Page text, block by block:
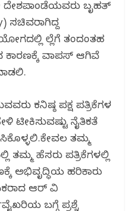
ಬೃಹತ್
ಸಚಿವರಾಗಿದ್ದ
ಜಿಲ್ಲೆಗೆ ತಂದಂತಹ
ಕಾರಣಕ್ಕೆ ವಾಪಸ್ ಆಗಿವೆ
ಕನಿಷ್ಠ ಪಕ್ಷ ಪತ್ರಿಕೆಗಳ
ಟೀಕಿಸುವಷ್ಟು ನೈತಿಕತೆ
ತಮ್ಮ
ತಮ್ಮ ಹೆಸರು ಪತ್ರಿಕೆಗಳಲ್ಲಿ
ಅಭಿವೃದ್ಧಿಯ ಹರಿಕಾರು
ಆರ್ ವಿ
ಬಗ್ಗೆ ಪ್ರಶ್ನೆ